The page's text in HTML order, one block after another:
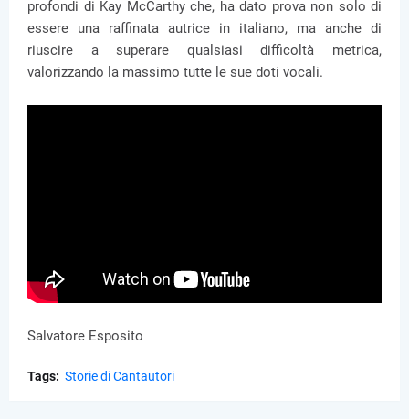
profondi di Kay McCarthy che, ha dato prova non solo di
essere una raffinata autrice in italiano, ma anche di
riuscire a superare qualsiasi difficoltà metrica,
valorizzando la massimo tutte le sue doti vocali.
Salvatore Esposito
Tags: Storie di Cantautori